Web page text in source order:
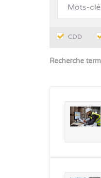
CDD
Recherche